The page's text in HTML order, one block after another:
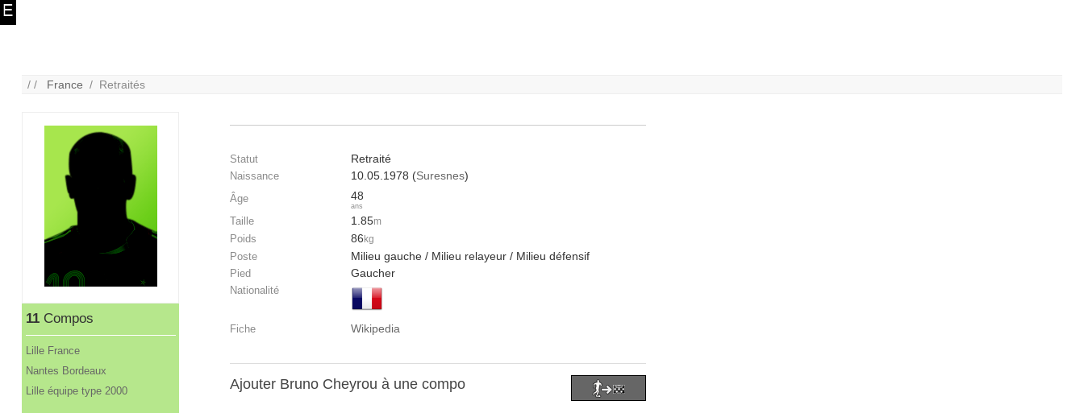
/ / France / Retraités
11Compos
Lille France
Nantes Bordeaux
Lille équipe type 2000
Statut Retraité
Naissance 10.05.1978 (Suresnes)
Âge 48
ans
Taille 1.85m
Poids 86 kg
Poste Milieu gauche / Milieu relayeur / Milieu défensif
Pied Gaucher
Nationalité
Fiche Wikipedia
Ajouter Bruno Cheyrou à une compo